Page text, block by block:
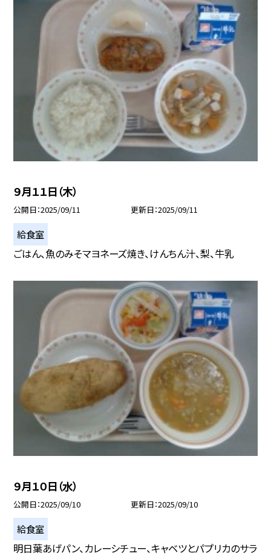
９月１１日（木）
公開日 2025/09/11 更新日 2025/09/11
給食室
ごはん、魚のみそマヨネーズ焼き、けんちん汁、梨、牛乳
９月１０日（水）
公開日 2025/09/10 更新日 2025/09/10
給食室
明日葉あげパン、カレーシチュー、キャベツとパプリカのサラ